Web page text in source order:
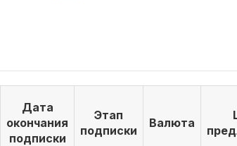
Дата
окончания
подписки
Этап
подписки
Валюта